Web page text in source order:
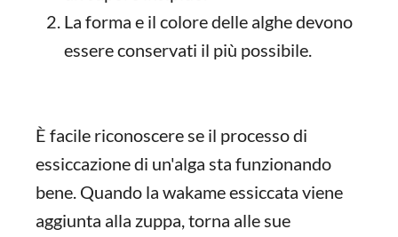
La forma e il colore delle alghe devono
essere conservati il più possibile.
È facile riconoscere se il processo di
essiccazione di un'alga sta funzionando
bene. Quando la wakame essiccata viene
aggiunta alla zuppa, torna alle sue